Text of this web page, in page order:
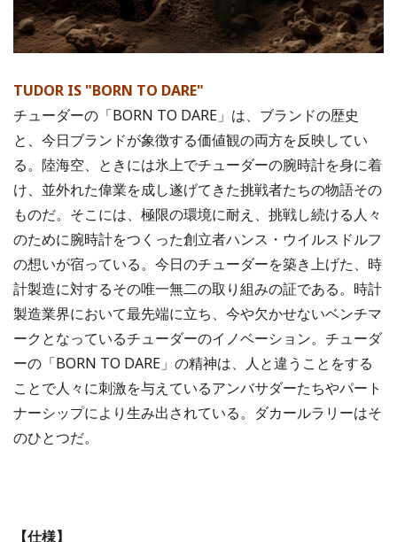
TUDOR IS "BORN TO DARE"
チューダーの「BORN TO DARE」は、ブランドの歴史
と、今日ブランドが象徴する価値観の両方を反映してい
る。陸海空、ときには氷上でチューダーの腕時計を身に着
け、並外れた偉業を成し遂げてきた挑戦者たちの物語その
ものだ。そこには、極限の環境に耐え、挑戦し続ける人々
のために腕時計をつくった創立者ハンス・ウイルスドルフ
の想いが宿っている。今日のチューダーを築き上げた、時
計製造に対するその唯一無二の取り組みの証である。時計
製造業界において最先端に立ち、今や欠かせないベンチマ
ークとなっているチューダーのイノベーション。チューダ
ーの「BORN TO DARE」の精神は、人と違うことをする
ことで人々に刺激を与えているアンバサダーたちやパート
ナーシップにより生み出されている。ダカールラリーはそ
のひとつだ。
【仕様】